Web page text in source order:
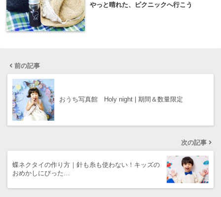
やっと晴れた、ピクニックへ行こう
前の記事
おうち写真館 Holy night | 期間＆数量限定
次の記事
蝶ネクタイの作り方｜針も糸も使わない！キッズの
おめかしにぴった…